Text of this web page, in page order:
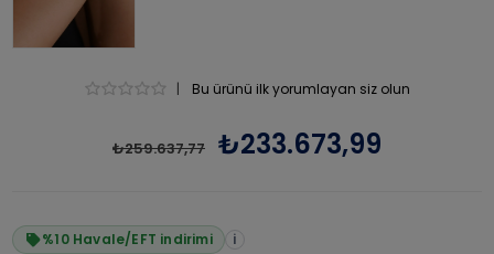
| Bu ürünü ilk yorumlayan siz olun
₺259.637,77 ₺233.673,99
%10 Havale/EFT indirimi i